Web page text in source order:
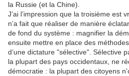
la Russie (et la Chine).
J’ai l’impression que la troisième est
n’a fait que réaliser de manière
de fond du système : magnifier la
ensuite mettre en place des
d’une dictature "sélective". Sélective
la plupart des pays occidentaux, ne
démocratie : la plupart des citoyens